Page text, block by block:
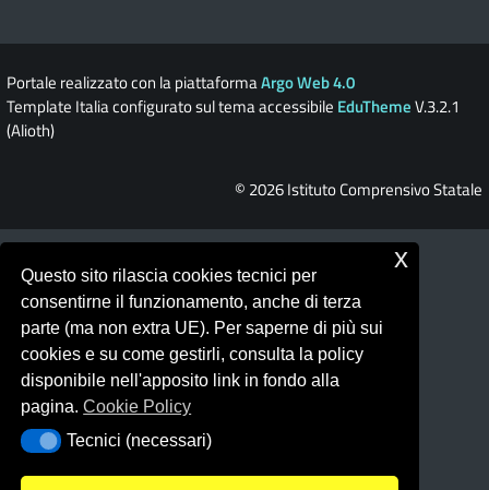
Portale realizzato con la piattaformaArgo Web 4.0
Template Italia configurato sul tema accessibile EduThemeV.3.2.1
(Alioth)
© 2026 Istituto Comprensivo Statale
Questo sito rilascia cookies tecnici per
consentirne il funzionamento, anche di terza
parte (ma non extra UE). Per saperne di più sui
cookies e su come gestirli, consulta la policy
disponibile nell'apposito link in fondo alla
pagina.Cookie Policy
Tecnici (necessari)
Tecnici (necessari)
x